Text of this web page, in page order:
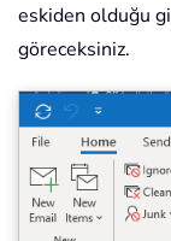
eskiden olduğu
göreceksiniz.